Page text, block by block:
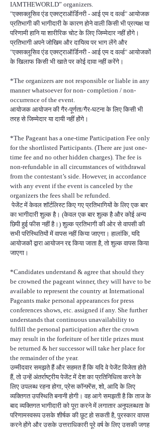
IAMTHEWORLD” organizers.
"एक्सक्लूसिव एंड एक्स्ट्राऑर्डिनरी - आई एम द वर्ल्ड" आयोजक
प्रतिभागी की भागीदारी के कारण होने वाली किसी भी प्रत्यक्ष या
परिणामी हानि या शारीरिक चोट के लिए जिम्मेदार नहीं होंगे।
प्रतिभागी अपने जोखिम और दायित्व पर भाग लेंगे और
"एक्सक्लूसिव एंड एक्स्ट्राऑर्डिनरी - आई एम द वर्ल्ड" आयोजकों
के खिलाफ किसी भी खाते पर कोई दावा नहीं करेंगे।
*The organizers are not responsible or liable in any
manner whatsoever for non- completion / non-
occurrence of the event.
आयोजक आयोजन की गैर-पूर्णता/गैर-घटना के लिए किसी भी
तरह से जिम्मेदार या दायी नहीं होंगे।
*The Pageant has a one-time Participation Fee only
for the shortlisted Participants. (There are just one-
time fee and no other hidden charges). The fee is
non-refundable in all circumstances of withdrawal
from the contestant’s side. However, in accordance
with any event if the event is canceled by the
organizers the fees shall be refunded.
पेजेंट में केवल शॉर्टलिस्ट किए गए प्रतिभागियों के लिए एक बार
का भागीदारी शुल्क है। (केवल एक बार शुल्क है और कोई अन्य
छिपी हुई फीस नहीं है।) शुल्क प्रतिभागी की ओर से वापसी की
सभी परिस्थितियों में वापस नहीं किया जाएगा। हालांकि, यदि
आयोजकों द्वारा आयोजन रद्द किया जाता है, तो शुल्क वापस किया
जाएगा।
*Candidates understand & agree that should they
be crowned the pageant winner, they will have to be
available to represent the country at International
Pageants make personal appearances for press
conferences shows, etc. assigned if any. She further
understands that continuous unavailability to
fulfill the personal participation after the crown
may result in the forfeiture of her title prizes must
be returned & her successor will take her place for
the remainder of the year.
उम्मीदवार समझते हैं और सहमत हैं कि यदि वे पेजेंट विजेता होते
हैं, तो उन्हें अंतर्राष्ट्रीय पेजेंट में देश का प्रतिनिधित्व करने के
लिए उपलब्ध रहना होगा, प्रेस कॉन्फ़्रेंस, शो, आदि के लिए
व्यक्तिगत उपस्थिति बनानी होगी। वह आगे समझती है कि ताज के
बाद व्यक्तिगत भागीदारी को पूरा करने में लगातार अनुपलब्धता के
परिणामस्वरूप उसके शीर्षक की छूट हो सकती है, पुरस्कार वापस
करने होंगे और उसके उत्तराधिकारी पूरे वर्ष के लिए उसकी जगह